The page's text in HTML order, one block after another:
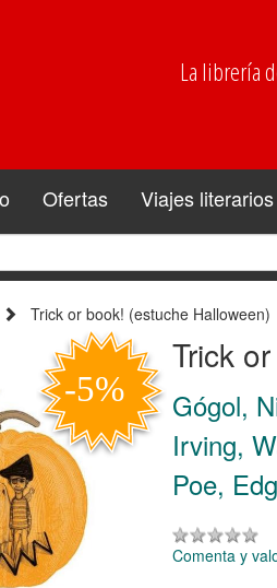
La librería
Ofertas Viajes literarios
Trick or book! (estuche Halloween)
Trick
Gógol,
Irving,
Poe,
Comenta y